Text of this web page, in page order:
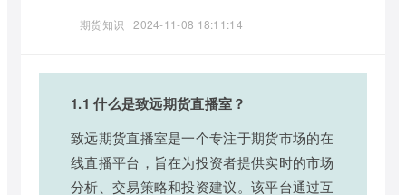
期货知识 2024-11-08 18:11:14
1.1 什么是致远期货直播室？
致远期货直播室是一个专注于期货市场的在
线直播平台，旨在为投资者提供实时的市场
分析、交易策略和投资建议。该平台通过互